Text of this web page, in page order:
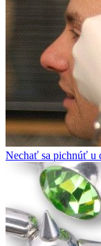
Nechať sa pichnúť u